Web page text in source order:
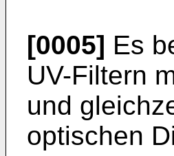
[0005] Es
UV-Filtern
und
optischen